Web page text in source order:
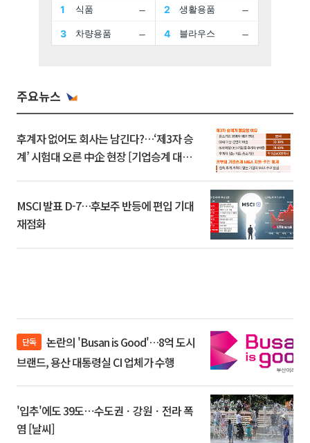
주요뉴스
후계자 없어도 회사는 남긴다?…‘제3자 승
계’ 시험대 오른 中企 현장 [기업승계 대전
MSCI 발표 D-7…후보주 반등에 편입 기대
재점화
단독
브랜드, 용산 대통령실 CI 업체가 수행
'입추'에도 39도⋯수도권ㆍ강원ㆍ전라 폭
염 [날씨]